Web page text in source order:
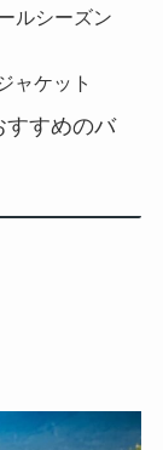
ルシーズン
ャケット
すすめのバ